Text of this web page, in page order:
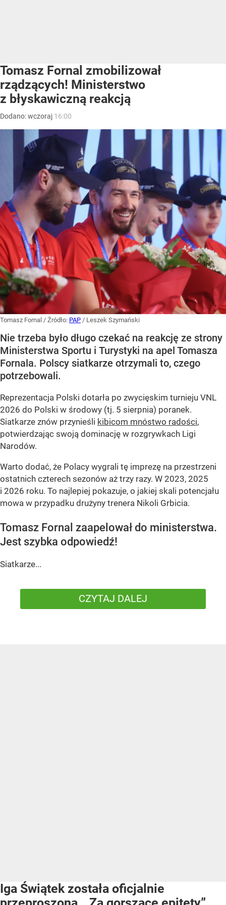
Tomasz Fornal zmobilizował
rządzących! Ministerstwo
z błyskawiczną reakcją
Dodano:wczoraj 16:00
Tomasz Fornal / Źródło: PAP / Leszek Szymański
Nie trzeba było długo czekać na reakcję ze strony
Ministerstwa Sportu i Turystyki na apel Tomasza
Fornala. Polscy siatkarze otrzymali to, czego
potrzebowali.
Reprezentacja Polski dotarła po zwycięskim turnieju VNL
2026 do Polski w środowy (tj. 5 sierpnia) poranek.
Siatkarze znów przynieśli kibicom mnóstwo radości,
potwierdzając swoją dominację w rozgrywkach Ligi
Narodów.
Warto dodać, że Polacy wygrali tę imprezę na przestrzeni
ostatnich czterech sezonów aż trzy razy. W 2023, 2025
i 2026 roku. To najlepiej pokazuje, o jakiej skali potencjału
mowa w przypadku drużyny trenera Nikoli Grbicia.
Tomasz Fornal zaapelował do ministerstwa.
Jest szybka odpowiedź!
Siatkarze...
CZYTAJ DALEJ
Iga Świątek została oficjalnie